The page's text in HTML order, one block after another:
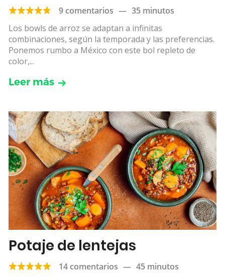
9 comentarios — 35 minutos
Los bowls de arroz se adaptan a infinitas
combinaciones, según la temporada y las preferencias.
Ponemos rumbo a México con este bol repleto de
color,...
Leer más
Potaje de lentejas
14 comentarios — 45 minutos